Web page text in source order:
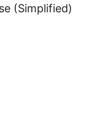
(Simplified)